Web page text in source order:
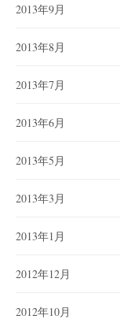
2013年9月
2013年8月
2013年7月
2013年6月
2013年5月
2013年3月
2013年1月
2012年12月
2012年10月